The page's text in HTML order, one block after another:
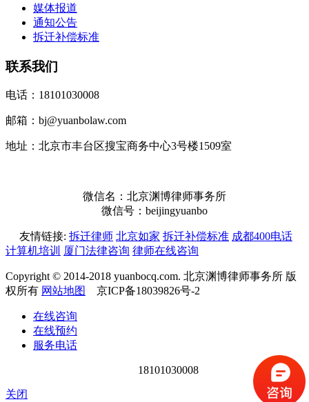
媒体报道
通知公告
拆迁补偿标准
联系我们
电话：18101030008
邮箱：bj@yuanbolaw.com
地址：北京市丰台区搜宝商务中心3号楼1509室
微信名：北京渊博律师事务所
微信号：beijingyuanbo
友情链接: 拆迁律师 北京如家 拆迁补偿标准 成都400电话
计算机培训 厦门法律咨询 律师在线咨询
Copyright © 2014-2018 yuanbocq.com. 北京渊博律师事务所 版
权所有 网站地图 京ICP备18039826号-2
在线咨询
在线预约
服务电话
18101030008
关闭